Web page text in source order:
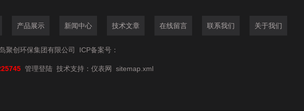
产品展示 新闻中心 技术文章 在线留言 联系我们 关于我们
聚创环保集团有限公司 ICP备案号：
管理登陆 技术支持： 仪表网 sitemap.xml